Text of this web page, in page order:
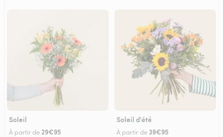
Soleil
À partir de29€95
Soleil d'été
À partir de 39€95